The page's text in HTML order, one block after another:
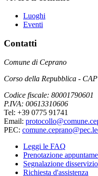
Luoghi
Eventi
Contatti
Comune di Ceprano
Corso della Repubblica -
Codice fiscale: 80001790601
P.IVA: 00613310606
Tel: +39 0775 91741
Email:
PEC:
Leggi le FAQ
Prenotazione
Segnalazione disservizio
Richiesta d'assistenza